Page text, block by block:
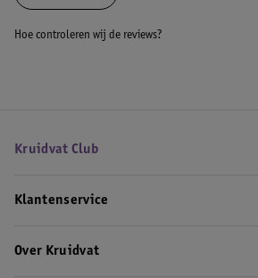
Hoe controleren wij de reviews?
Kruidvat Club
Klantenservice
Over Kruidvat